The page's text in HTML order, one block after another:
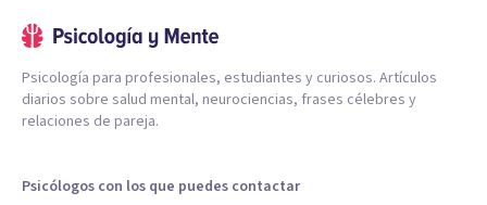
Psicología para profesionales, estudiantes y curiosos. Artículos
diarios sobre salud mental, neurociencias, frases célebres y
relaciones de pareja.
Psicólogos con los que puedes contactar